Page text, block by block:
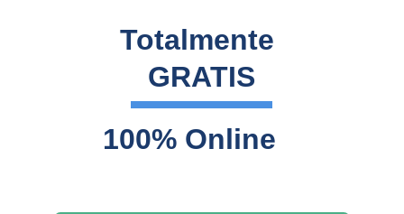
Totalmente
GRATIS
100% Online